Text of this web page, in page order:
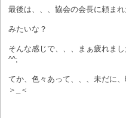
最後は、、、協会の会長に頼ま
みたいな？
そんな感じで、、、まぁ疲れまし
^^;
てか、色々あって、、、未だに
＞_＜